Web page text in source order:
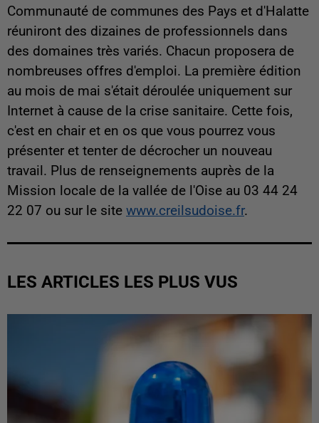
Communauté de communes des Pays et d'Halatte
réuniront des dizaines de professionnels dans
des domaines très variés. Chacun proposera de
nombreuses offres d'emploi. La première édition
au mois de mai s'était déroulée uniquement sur
Internet à cause de la crise sanitaire. Cette fois,
c'est en chair et en os que vous pourrez vous
présenter et tenter de décrocher un nouveau
travail. Plus de renseignements auprès de la
Mission locale de la vallée de l'Oise au 03 44 24
22 07 ou sur le site www.creilsudoise.fr.
LES ARTICLES LES PLUS VUS